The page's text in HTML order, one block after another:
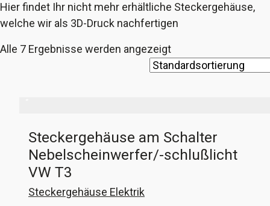
Hier findet Ihr nicht mehr erhältliche Steckergehäuse,
welche wir als 3D-Druck nachfertigen
Alle 7 Ergebnisse werden angezeigt
Steckergehäuse am Schalter
Nebelscheinwerfer/-schlußlicht
VW T3
Steckergehäuse Elektrik